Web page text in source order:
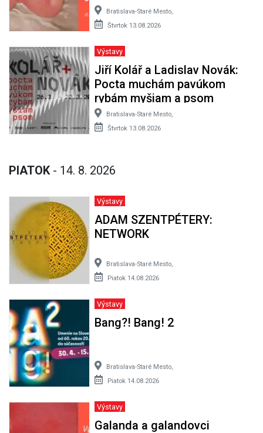
Bratislava-Staré Mesto,
Štvrtok 13.08.2026
Výstavy
Jiří Kolář a Ladislav Novák:
Pocta muchám pavúkom
rybám myšiam a psom
Bratislava-Staré Mesto,
Štvrtok 13.08.2026
PIATOK - 14. 8. 2026
Výstavy
ADAM SZENTPÉTERY:
NETWORK
Bratislava-Staré Mesto,
Piatok 14.08.2026
Výstavy
Bang?! Bang! 2
Bratislava-Staré Mesto,
Piatok 14.08.2026
Výstavy
Galanda a galandovci